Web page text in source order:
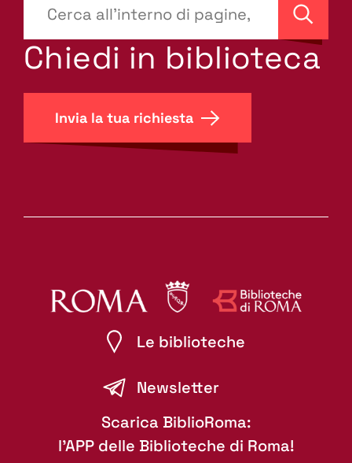
site-
search.label???
Cerca
Chiedi in biblioteca
Invia la tua richiesta
Le biblioteche
Newsletter
Scarica BiblioRoma:
l'APP delle Biblioteche di Roma!